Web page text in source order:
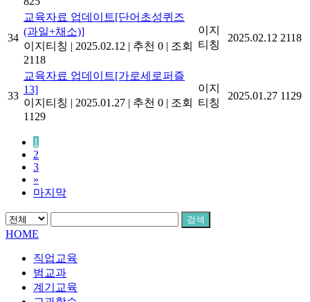
34
교육자료 업데이트[단어초성퀴즈
(과일+채소)]
이지티칭 | 2025.02.12 | 추천 0 | 조회
2118
이지
티칭
2025.02.12 2118
33
교육자료 업데이트[가로세로퍼즐
13]
이지티칭 | 2025.01.27 | 추천 0 | 조회
1129
이지
티칭
2025.01.27 1129
1
2
3
»
마지막
검색
HOME
직업교육
범교과
계기교육